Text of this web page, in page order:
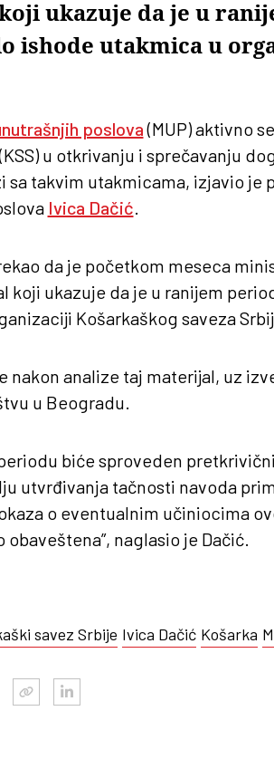
ukazuje da je u
ishode utakmica u
poslova(MUP) aktivno
u otkrivanju i sprečavanju
sa takvim utakmicama, izjavio
Ivica Dačić.
da je početkom meseca
koji ukazuje da je u ranijem
Košarkaškog saveza
nakon analize taj materijal, uz
u Beogradu.
biće sproveden
utvrđivanja tačnosti navoda
o eventualnim učiniocima
naglasio je Dačić.
savez Srbije Ivica Dačić Košarka